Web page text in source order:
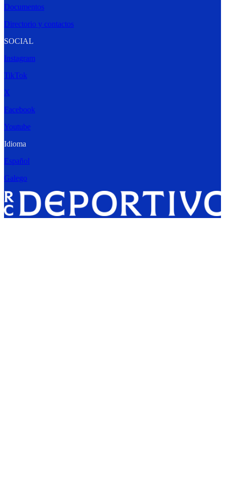
Documentos
Directorio y contactos
SOCIAL
Instagram
TikTok
X
Facebook
Youtube
Idioma
Español
Galego